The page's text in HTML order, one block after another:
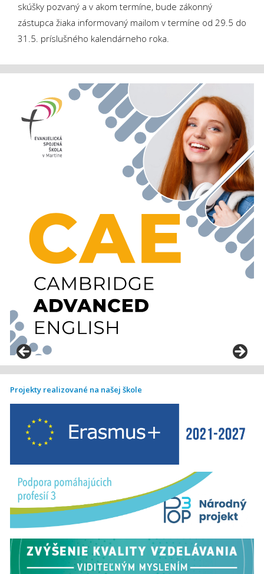
skúšky pozvaný a v akom termíne, bude zákonný
zástupca žiaka informovaný mailom v termíne od 29.5 do
31.5. príslušného kalendárneho roka.
Projekty realizované na našej škole